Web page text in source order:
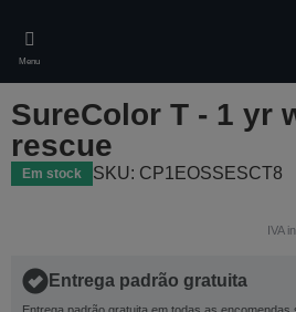
main
content
Menu
SureColor T - 1 yr
rescue
Em stock SKU: CP1EOSSESCT8
IVA
Entrega padrão gratuita